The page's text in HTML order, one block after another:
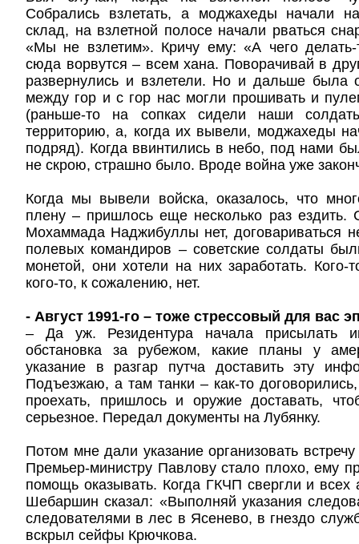
Собрались взлетать, а моджахеды начали
склад, на взлетной полосе начали рваться
«Мы не взлетим». Кричу ему: «А чего
сюда ворвутся – всем хана. Поворачивай в
развернулись и взлетели. Но и дальше была
между гор и с гор нас могли прошивать и
(раньше-то на сопках сидели наши
территорию, а, когда их вывели, моджахеды
подряд). Когда ввинтились в небо, под нами
не скрою, страшно было. Вроде война уже
Когда мы вывели войска, оказалось, что
плену – пришлось еще несколько раз ездить.
Мохаммада Наджибуллы нет, договариваться
полевых командиров – советские солдаты
монетой, они хотели на них заработать. Кого-
кого-то, к сожалению, нет.
- Август 1991-го – тоже стрессовый для вас
– Да уж. Резидентура начала присылать
обстановка за рубежом, какие планы у
указание в разгар путча доставить эту
Подъезжаю, а там танки – как-то
проехать, пришлось и оружие доставать,
серьезное. Передал документы на Лубянку.
Потом мне дали указание организовать
Премьер-министру Павлову стало плохо, ему
помощь оказывать. Когда ГКЧП свергли и
Шебаршин сказал: «Выполняй указания
следователями в лес в Ясенево, в гнездо
вскрыл сейфы Крючкова.